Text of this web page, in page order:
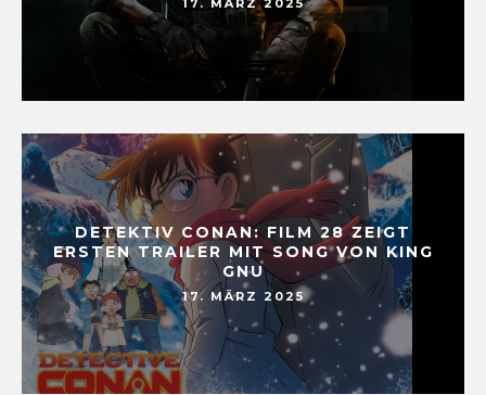
17. MÄRZ 2025
DETEKTIV CONAN: FILM 28 ZEIGT
ERSTEN TRAILER MIT SONG VON KING
GNU
17. MÄRZ 2025